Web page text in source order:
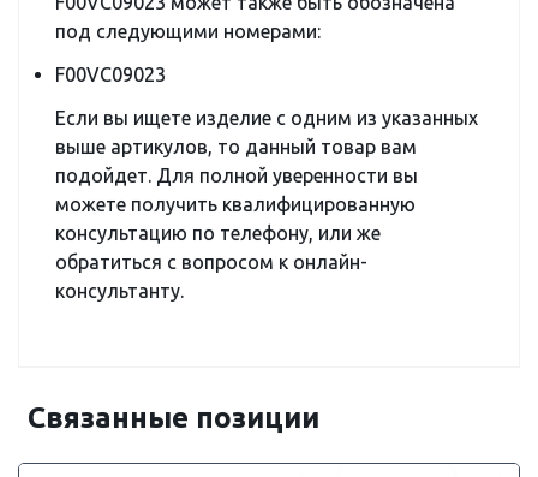
под следующими номерами:
F00VC09023
Если вы ищете изделие с одним из указанных
выше артикулов, то данный товар вам
подойдет. Для полной уверенности вы
можете получить квалифицированную
консультацию по телефону, или же
обратиться с вопросом к онлайн-
консультанту.
Связанные позиции